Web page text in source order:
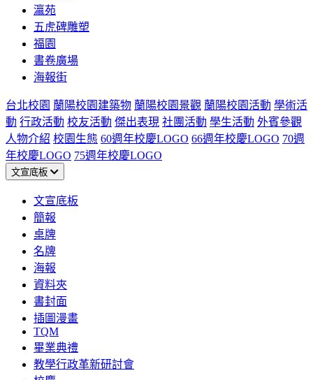
瀛苑
五虎碑雕塑
福園
書卷廣場
海報街
台北校園 蘭陽校園建築物 蘭陽校園景觀 蘭陽校園活動 學術活
動 行政活動 校友活動 傑出表現 社團活動 學生活動 外賓參觀
人物介紹 校園生態 60週年校慶LOGO 66週年校慶LOGO 70週
年校慶LOGO 75週年校慶LOGO
文宣底板
文宣底板
簡報
桌牌
名牌
海報
資料夾
書封面
插圖漫畫
TQM
畢業典禮
教學行政革新研討會